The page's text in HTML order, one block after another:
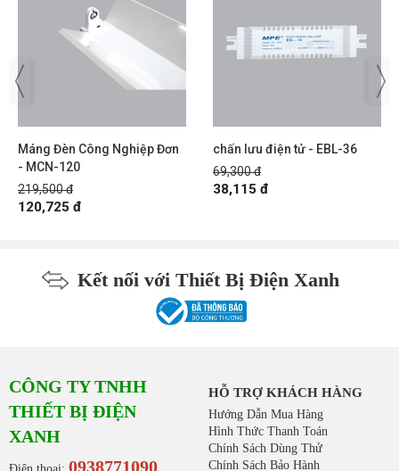
Máng Đèn Công Nghiệp Đơn
- MCN-120
219,500 đ
120,725 đ
chấn lưu điện tử - EBL-36
69,300 đ
38,115 đ
Kết nối với Thiết Bị Điện Xanh
CÔNG TY TNHH
THIẾT BỊ ĐIỆN
XANH
Điện thoại: 0938771090
HỖ TRỢ KHÁCH HÀNG
Hướng Dẫn Mua Hàng
Hình Thức Thanh Toán
Chính Sách Dùng Thử
Chính Sách Bảo Hành